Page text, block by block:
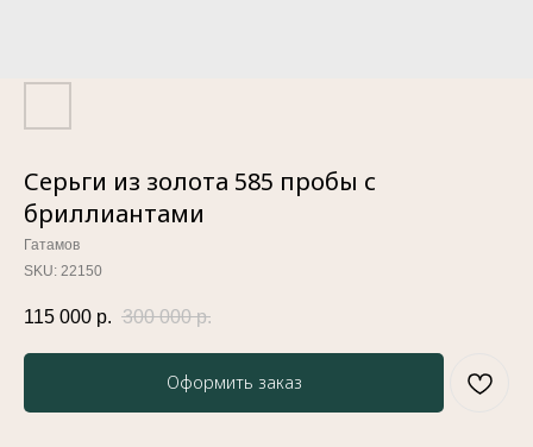
Серьги из золота 585 пробы с
бриллиантами
Гатамов
SKU: 22150
115 000 р. 300 000 р.
Оформить заказ